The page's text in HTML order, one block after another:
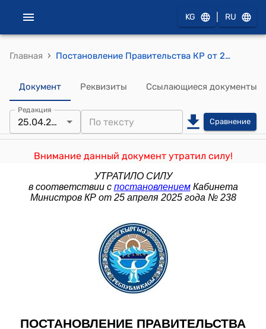
KG RU
Главная › Постановление Правительства КР от 26 февраля 2021 года № 62 "О внесении изменений в постановление Правительства Кыргызской Республики "О реализации пилотного проекта "Государство как платформа" по внедрению инновационных способов предоставления государственных и муниципальных услуг и сервисов" от 25 февраля 2020 года № 113"
Документ Реквизиты Ссылающиеся документы
Редакция
25.04.2025 Сравнение
Внимание данный документ утратил силу!